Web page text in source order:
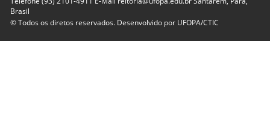
Brasil
© Todos os diretos reservados. Desenvolvido por UFOPA/CTIC